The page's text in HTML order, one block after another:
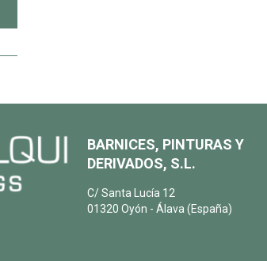
BARNICES, PINTURAS Y
DERIVADOS, S.L.
C/ Santa Lucía 12
01320 Oyón - Álava (España)